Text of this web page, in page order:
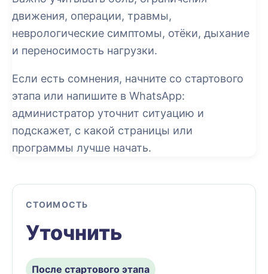
движения, операции, травмы,
неврологические симптомы, отёки, дыхание
и переносимость нагрузки.
Если есть сомнения, начните со стартового
этапа или напишите в WhatsApp:
администратор уточнит ситуацию и
подскажет, с какой страницы или
программы лучше начать.
СТОИМОСТЬ
Уточнить
После стартового этапа